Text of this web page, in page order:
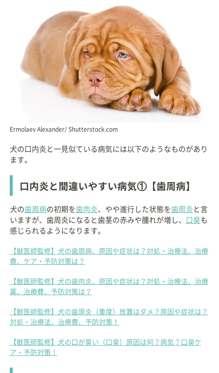
Ermolaev Alexander/ Shutterstock.com
犬の口内炎と一見似ている病気には以下のようなものがあり
ます。
口内炎と間違いやすい病気①【歯周病】
犬の歯周病の初期を歯肉炎、やや進行した状態を歯周炎 と言
いますが、歯周炎になると歯茎の赤みや腫れが増し、
口臭も
感じられるようになります。
【獣医師監修】犬の歯周病、原因や症状は？対処・治療法、治療
費、ケア・予防対策は？
【獣医師監修】犬の歯肉炎、原因や症状は？対処・治療法、治療
薬、治療費、予防対策は？
【獣医師監修】犬の歯周炎（重度）放置はダメ？原因や症状は？
対処・治療法、治療費、予防対策！
【獣医師監修】犬の口が臭い（口臭）原因は何？病気？口臭ケ
ア・予防対策！